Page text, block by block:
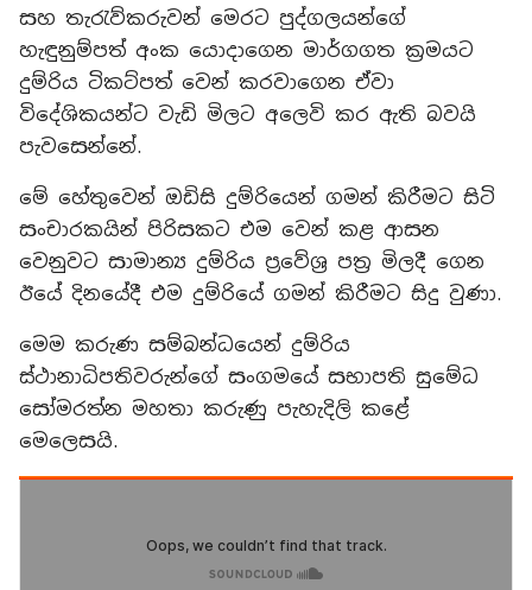
සහ තැරැව්කරුවන් මෙරට පුද්ගලයන්ගේ
හැඳුනුම්පත් අංක යොදාගෙන මාර්ගගත ක්‍රමයට
දුම්රිය ටිකට්පත් වෙන් කරවාගෙන ඒවා
විදේශිකයන්ට වැඩි මිලට අලෙවි කර ඇති බවයි
පැවසෙන්නේ.
මේ හේතුවෙන් ඔඩිසි දුම්රියෙන් ගමන් කිරීමට සිටි
සංචාරකයින් පිරිසකට එම වෙන් කළ ආසන
වෙනුවට සාමාන්‍ය දුම්රිය ප්‍රවේශ්‍ර පත්‍ර මිලදී ගෙන
ඊයේ දිනයේදී එම දුම්රියේ ගමන් කිරීමට සිදු වුණා.
මෙම කරුණ සම්බන්ධයෙන් දුම්රිය
ස්ථානාධිපතිවරුන්ගේ සංගමයේ සභාපති සුමේධ
සෝමරත්න මහතා කරුණු පැහැදිලි කළේ
මෙලෙසයි.